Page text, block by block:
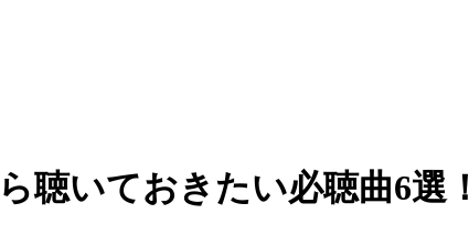
聴いておきたい必聴曲6選！